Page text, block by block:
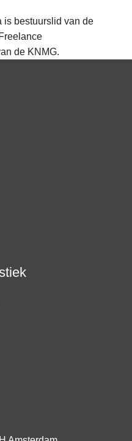
is bestuurslid van de
de KNMG.